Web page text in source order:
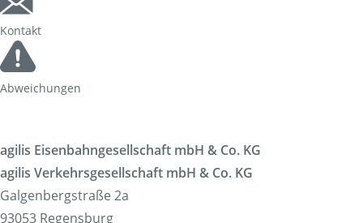
Kontakt
Abweichungen
agilis Eisenbahngesellschaft mbH & Co. KG
agilis Verkehrsgesellschaft mbH & Co. KG
Galgenbergstraße 2a
93053 Regensburg